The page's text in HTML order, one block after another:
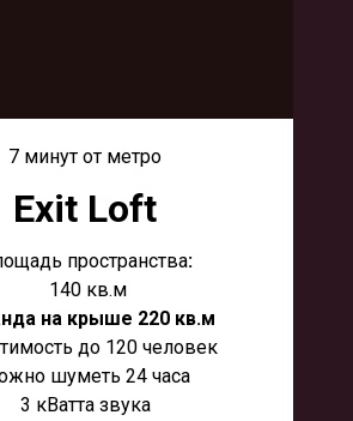
7 минут от метро
Exit Loft
пространства:
140 кв.м
на крыше 220 кв.м
до 120 человек
шуметь 24 часа
3 кВатта звука